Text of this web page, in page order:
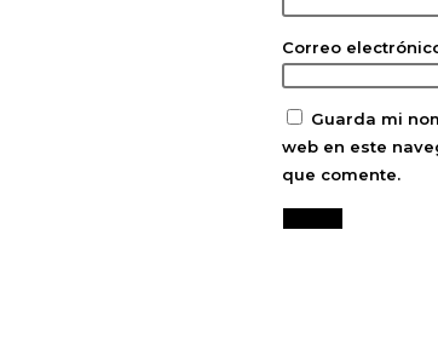
Correo
Guarda mi
web en este
que comente.